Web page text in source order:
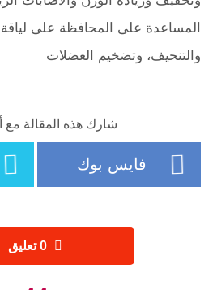
المساعدة على المحافظة على
والتنحيف، وتضخيم العضلات
شارك هذه المقالة مع
فايس بوك